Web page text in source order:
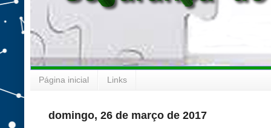
Página inicial Links
domingo, 26 de março de 2017